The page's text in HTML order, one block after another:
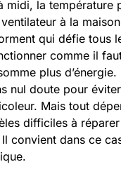
midi, la température
à la
qui défie tous
comme il
plus
nul doute pour
Mais tout
difficiles à réparer
convient dans ce